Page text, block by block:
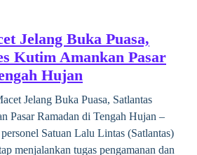
Jelang Buka Puasa,
Kutim Amankan Pasar
Hujan
Jelang Buka Puasa, Satlantas
Pasar Ramadan di Tengah Hujan –
Satuan Lalu Lintas (Satlantas)
menjalankan tugas pengamanan dan